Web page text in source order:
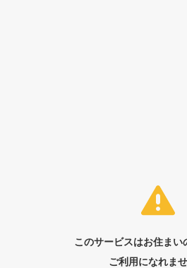
このサービスはお住まい
ご利用になれませ